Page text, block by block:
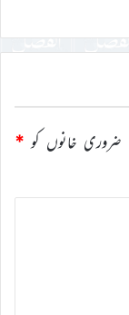
ضروری خانوں کو *